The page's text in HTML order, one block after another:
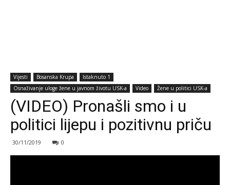
Vijesti Bosanska Krupa
Istaknuto 1
Osnaživanje uloge žene u javnom životu USK-a
Video Žene u politici USK-a
(VIDEO) Pronašli smo i u
politici lijepu i pozitivnu priču
30/11/2019 0